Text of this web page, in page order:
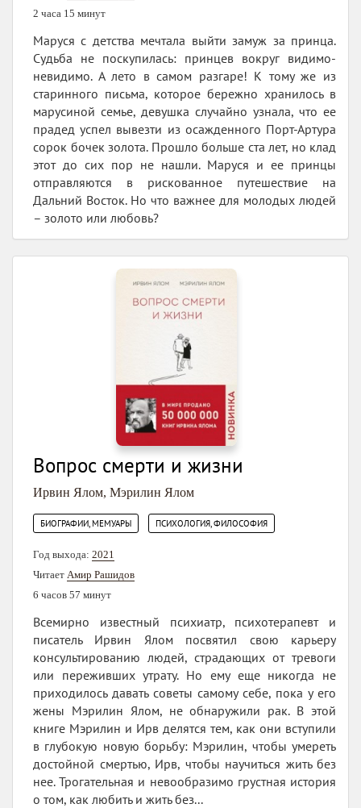
2 часа 15 минут
Маруся с детства мечтала выйти замуж за принца.
Судьба не поскупилась: принцев вокруг видимо-
невидимо. А лето в самом разгаре! К тому же из
старинного письма, которое бережно хранилось в
марусиной семье, девушка случайно узнала, что ее
прадед успел вывезти из осажденного Порт-Артура
сорок бочек золота. Прошло больше ста лет, но клад
этот до сих пор не нашли. Маруся и ее принцы
отправляются в рискованное путешествие на
Дальний Восток. Но что важнее для молодых людей
– золото или любовь?
Вопрос смерти и жизни
Ирвин Ялом, Мэрилин Ялом
БИОГРАФИИ, МЕМУАРЫ ПСИХОЛОГИЯ, ФИЛОСОФИЯ
Год выхода: 2021
Читает Амир Рашидов
6 часов 57 минут
Всемирно известный психиатр, психотерапевт и
писатель Ирвин Ялом посвятил свою карьеру
консультированию людей, страдающих от тревоги
или переживших утрату. Но ему еще никогда не
приходилось давать советы самому себе, пока у его
жены Мэрилин Ялом, не обнаружили рак. В этой
книге Мэрилин и Ирв делятся тем, как они вступили
в глубокую новую борьбу: Мэрилин, чтобы умереть
достойной смертью, Ирв, чтобы научиться жить без
нее. Трогательная и невообразимо грустная история
о том, как любить и жить без...